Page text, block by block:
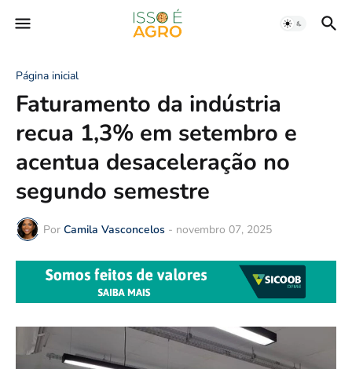
Página inicial
Faturamento da indústria
recua 1,3% em setembro e
acentua desaceleração no
segundo semestre
Por Camila Vasconcelos - novembro 07, 2025